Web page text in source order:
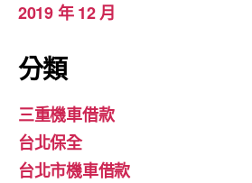
2019 年 12 月
分類
三重機車借款
台北保全
台北市機車借款